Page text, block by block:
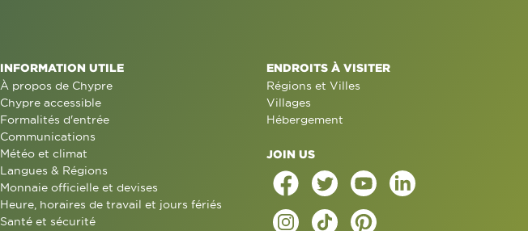
INFORMATION UTILE
À propos de Chypre
Chypre accessible
Formalités d'entrée
Communications
Météo et climat
Langues & Régions
Monnaie officielle et devises
Heure, horaires de travail et jours fériés
Santé et sécurité
ENDROITS À VISITER
Régions et Villes
Villages
Hébergement
JOIN US